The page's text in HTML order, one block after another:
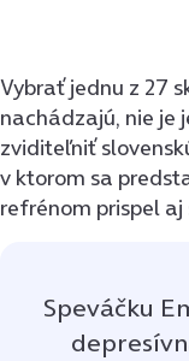
Vybrať jednu z 27
nachádzajú, nie je
zviditeľniť
v ktorom sa
refrénom prispel aj
Speváčku